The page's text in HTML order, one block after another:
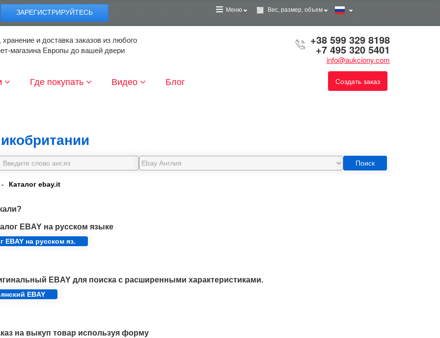
ЗАРЕГИСТРИРУЙТЕСЬ Меню Вес, размер, объем
и доставка заказов из любого
магазина Европы до вашей двери
+38 599 329 8198
+7 495 320 5401
info@aukciony.com
Создать заказ
Где покупать Видео Блог
Поиск
- Каталог ebay.it
EBAY на русском языке
EBAY на русском яз.
EBAY для поиска с расширенными характеристиками.
EBAY
на выкуп товар используя форму